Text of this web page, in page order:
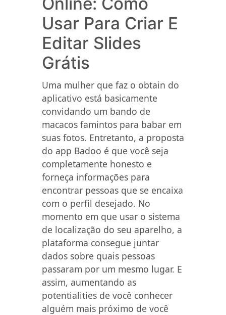
Usar Para Criar E
Editar Slides
Grátis
Uma mulher que faz o obtain do
aplicativo está basicamente
convidando um bando de
macacos famintos para babar em
suas fotos. Entretanto, a proposta
do app Badoo é que você seja
completamente honesto e
forneça informações para
encontrar pessoas que se encaixa
com o perfil desejado. No
momento em que usar o sistema
de localização do seu aparelho, a
plataforma consegue juntar
dados sobre quais pessoas
passaram por um mesmo lugar. E
assim, aumentando as
potentialities de você conhecer
alguém mais próximo de você